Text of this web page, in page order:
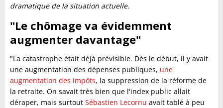
dramatique de la situation actuelle.
"Le chômage va évidemment
augmenter davantage"
"La catastrophe était déjà prévisible. Dès le début, il y avait
une augmentation des dépenses publiques, une
augmentation des impôts, la suppression de la réforme de
la retraite. On savait très bien que l'index public allait
déraper, mais surtout Sébastien Lecornu avait tablé à peu